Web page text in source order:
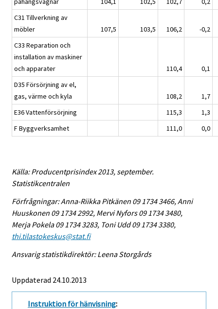
C31 Tillverkning av
möbler
107,5 103,5 106,2
-0,2
C33 Reparation och
installation av maskiner
och apparater
110,4
0,1
D35 Försörjning av el,
gas, värme och kyla
108,2
1,7
E36 Vattenförsörjning
115,3
1,3
F Byggverksamhet
111,0 0,0
Källa: Producentprisindex 2013, september.
Statistikcentralen
Förfrågningar: Anna-Riikka Pitkänen 09 1734 3466, Anni
Huuskonen 09 1734 2992, Mervi Nyfors 09 1734 3480,
Merja Pokela 09 1734 3283, Toni Udd 09 1734 3380,
thi.tilastokeskus@stat.fi
Ansvarig statistikdirektör: Leena Storgårds
Uppdaterad 24.10.2013
Instruktion för hänvisning: